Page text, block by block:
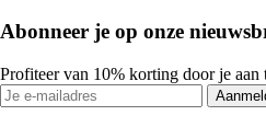
Abonneer je op onze
Profiteer van 10% korting door je